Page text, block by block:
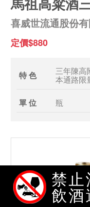
喜威世流通股份
定價$880
特 色 三年陳高
本通路限
單 位 瓶
禁止
飲